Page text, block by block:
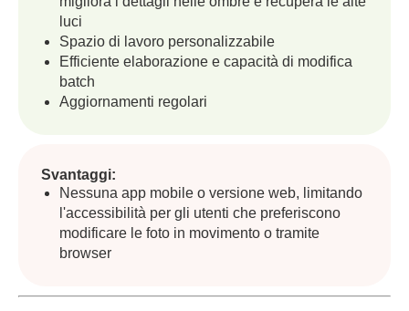
luci
Spazio di lavoro personalizzabile
Efficiente elaborazione e capacità di modifica
batch
Aggiornamenti regolari
Svantaggi:
Nessuna app mobile o versione web, limitando
l'accessibilità per gli utenti che preferiscono
modificare le foto in movimento o tramite
browser